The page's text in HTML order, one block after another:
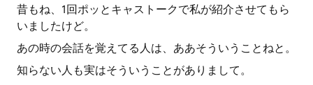
昔もね、1回ポッとキャストークで私が紹介させてもら
いましたけど。
あの時の会話を覚えてる人は、ああそういうことねと。
知らない人も実はそういうことがありまして。